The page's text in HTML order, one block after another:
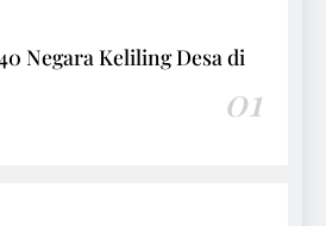
Negara Keliling Desa di
01